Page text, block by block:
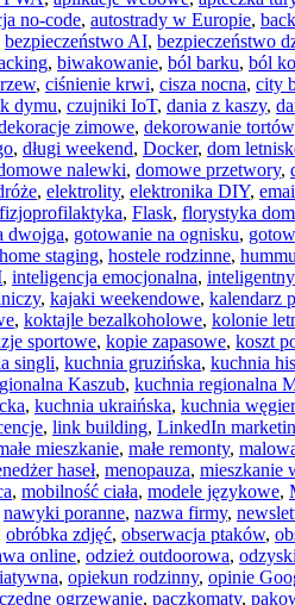
no-code, autostrady w Europie,
bezpieczeństwo AI, bezpieczeństwo
, biwakowanie, ból barku, ból
, ciśnienie krwi, cisza nocna, city
dymu, czujniki IoT, dania z kaszy,
zimowe, dekorowanie tortów
, długi weekend, Docker, dom
nalewki, domowe przetwory,
, elektrolity, elektronika DIY,
fizjoprofilaktyka, Flask, florystyka
dwojga, gotowanie na ognisku,
home staging, hostele rodzinne,
, inteligencja emocjonalna,
, kajaki weekendowe, kalendarz
, koktajle bezalkoholowe, kolonie
sportowe, kopie zapasowe, koszt
singli, kuchnia gruzińska, kuchnia
Kaszub, kuchnia regionalna
, kuchnia ukraińska, kuchnia
, link building, LinkedIn
mieszkanie, małe remonty,
haseł, menopauza, mieszkanie
, mobilność ciała, modele językowe,
nawyki poranne, nazwa firmy,
obróbka zdjęć, obserwacja ptaków,
online, odzież outdoorowa,
, opiekun rodzinny, opinie
ogrzewanie, paczkomaty,